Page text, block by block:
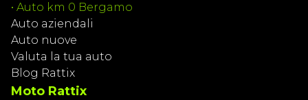
• Auto km 0 Bergamo
Auto aziendali
Auto nuove
Valuta la tua auto
Blog Rattix
Moto Rattix